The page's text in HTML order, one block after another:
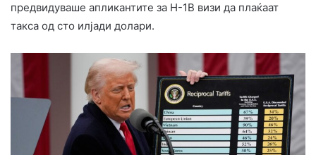
предвидуваше апликантите за H-1B визи да плаќаат
такса од сто илјади долари.